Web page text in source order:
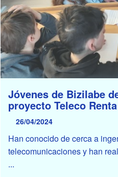
Jóvenes de Bizilabe
proyecto Teleco Renta
26/04/2024
Han conocido de cerca a
telecomunicaciones y han
...